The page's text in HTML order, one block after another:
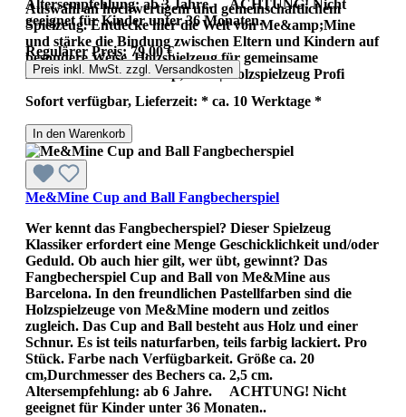
Auswahl an hochwertigem und gemeinschaftlichem
Spielzeug. Entdecke hier die Welt von Me&amp;Mine
und stärke die Bindung zwischen Eltern und Kindern auf
besondere Weise. Holzspielzeug für gemeinsame
Abenteuer von Me&amp;Mine | Holzspielzeug Profi
Altersempfehlung: ab 3 Jahre. ACHTUNG! Nicht
geeignet für Kinder unter 36 Monaten..
Regulärer Preis:79,00 €
Preis inkl. MwSt. zzgl. Versandkosten
Sofort verfügbar, Lieferzeit: * ca. 10 Werktage *
In den Warenkorb
Me&Mine Cup and Ball Fangbecherspiel
Wer kennt das Fangbecherspiel? Dieser Spielzeug
Klassiker erfordert eine Menge Geschicklichkeit und/oder
Geduld. Ob auch hier gilt, wer übt, gewinnt? Das
Fangbecherspiel Cup and Ball von Me&Mine aus
Barcelona. In den freundlichen Pastellfarben sind die
Holzspielzeuge von Me&Mine modern und zeitlos
zugleich. Das Cup and Ball besteht aus Holz und einer
Schnur. Es ist teils naturfarben, teils farbig lackiert. Pro
Stück. Farbe nach Verfügbarkeit. Größe ca. 20
cm,Durchmesser des Bechers ca. 2,5 cm.
Altersempfehlung: ab 6 Jahre. ACHTUNG! Nicht
geeignet für Kinder unter 36 Monaten..